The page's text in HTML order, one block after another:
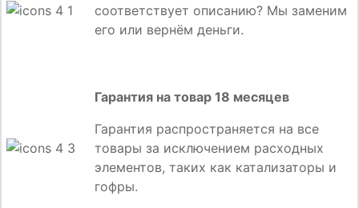
соответствует описанию? Мы заменим
его или вернём деньги.
Гарантия на товар 18 месяцев
Гарантия распространяется на все
товары за исключением расходных
элементов, таких как катализаторы и
гофры.